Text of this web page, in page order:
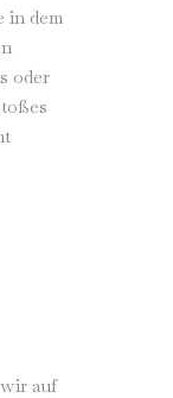
in dem
oder
auf